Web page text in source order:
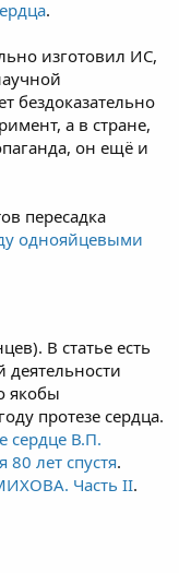
.
изготовил ИС,
бездоказательно
а в стране,
он ещё и
пересадка
однояйцевыми
В статье есть
деятельности
якобы
протезе сердца.
сердце В.П.
лет спустя.
Часть II.